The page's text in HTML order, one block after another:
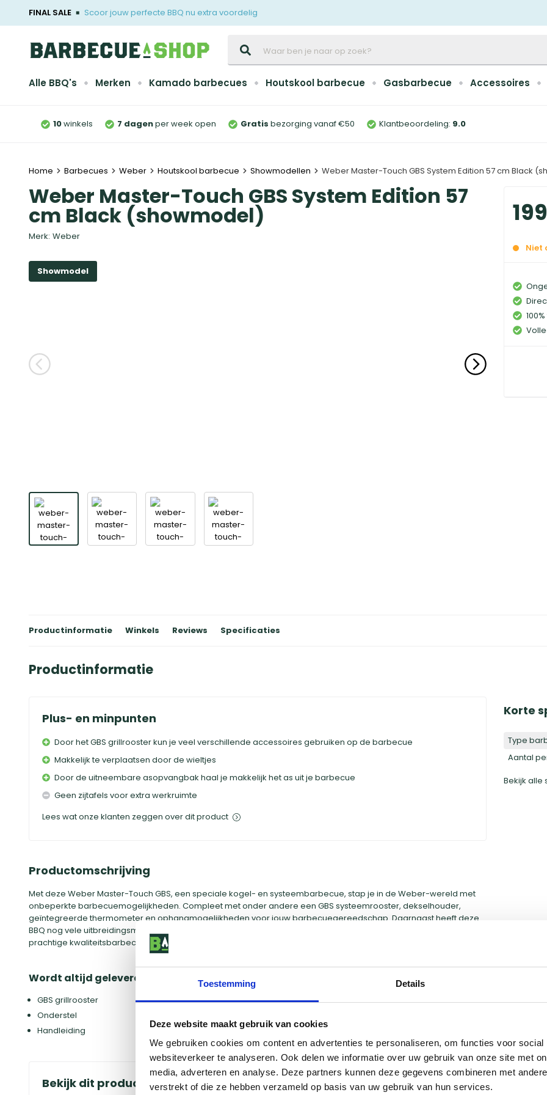
Toestemming Details
Deze website maakt gebruik van cookies
We gebruiken cookies om content en advertenties te personaliseren, om functies voor
websiteverkeer te analyseren. Ook delen we informatie over uw gebruik van onze site met
media, adverteren en analyse. Deze partners kunnen deze gegevens combineren met
verstrekt of die ze hebben verzameld op basis van uw gebruik van hun services.
FINAL SALE Scoor jouw perfecte BBQ nu extra voordelig
Alle BBQ's Merken Kamado barbecues Houtskool barbecue Gasbarbecue Accessoires
10winkels 7 dagenper week open Gratis bezorging vanaf €50 Klantbeoordeling: 9.0
Home Barbecues Weber Houtskool barbecue Showmodellen Weber Master-Touch GBS System Edition 57 cm Black
Weber Master-Touch GBS System Edition 57
cm Black (showmodel)
Merk: Weber
Showmodel
199
Niet
Productinformatie Winkels Reviews Specificaties
Productinformatie
Plus- en minpunten
Door het GBS grillrooster kun je veel verschillende accessoires gebruiken op de barbecue
Makkelijk te verplaatsen door de wieltjes
Door de uitneembare asopvangbak haal je makkelijk het as uit je barbecue
Geen zijtafels voor extra werkruimte
Lees wat onze klanten zeggen over dit product
Productomschrijving
Met deze Weber Master-Touch GBS, een speciale kogel- en systeembarbecue, stap je in de Weber-wereld met
onbeperkte barbecuemogelijkheden. Compleet met onder andere een GBS systeemrooster, dekselhouder,
geïntegreerde thermometer en ophangmogelijkheden voor jouw barbecuegereedschap. Daarnaast heeft deze
BBQ nog vele uitbreidingsmogelijkheden dankzij het GBS Systeem. Met de Weber Master-Touch GBS haal je een
prachtige kwaliteitsbarbecue in huis die jaren meegaat.
Wordt altijd geleverd met:
GBS grillrooster
Onderstel
Handleiding
Korte
Type
Aantal
Bekijk alle
Bekijk dit product in onze winkels